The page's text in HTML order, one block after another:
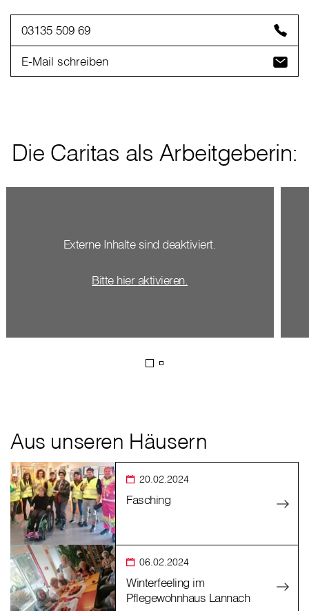
03135 509 69
E-Mail schreiben
Die Caritas als Arbeitgeberin:
Externe Inhalte sind deaktiviert.
Bitte hier aktivieren.
Aus unseren Häusern
20.02.2024
Fasching
06.02.2024
Winterfeeling im
Pflegewohnhaus Lannach